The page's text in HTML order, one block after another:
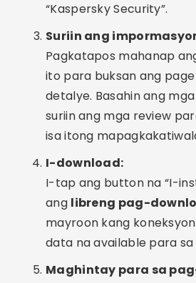
“Kaspersky Security”.
Suriin ang
Pagkatapos mahanap
ito para buksan ang
detalye. Basahin ang
suriin ang mga review
isa itong
I-download:
I-tap ang button na “I-
ang libreng pag-
mayroon kang
data na available para sa
Maghintay para sa